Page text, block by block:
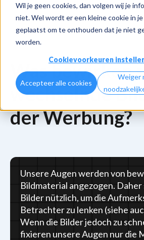
Wil je geen cookies, dan volgen wij je
niet. Wel wordt er een kleine cookie in
geplaatst om te onthouden dat je niet
worden.
Cookievoorkeuren
Accepteer alle cookies
Weiger
Learnings
Über uns
Was bewirken
wechselnde
der Werbung?
Unsere Augen werden von
Bildmaterial angezogen.
Bilder nützlich, um die
Betrachter zu lenken (siehe
Wenn die Bilder jedoch zu
fixieren unsere Augen nur die